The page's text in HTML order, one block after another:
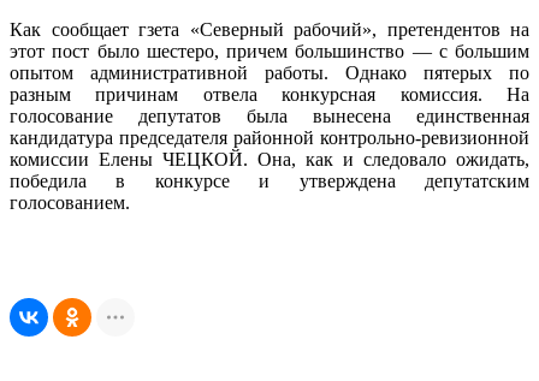
Как сообщает гзета «Северный рабочий», претендентов на
этот пост было шестеро, причем большинство — с большим
опытом административной работы. Однако пятерых по
разным причинам отвела конкурсная комиссия. На
голосование депутатов была вынесена единственная
кандидатура председателя районной контрольно-ревизионной
комиссии Елены ЧЕЦКОЙ. Она, как и следовало ожидать,
победила в конкурсе и утверждена депутатским
голосованием.